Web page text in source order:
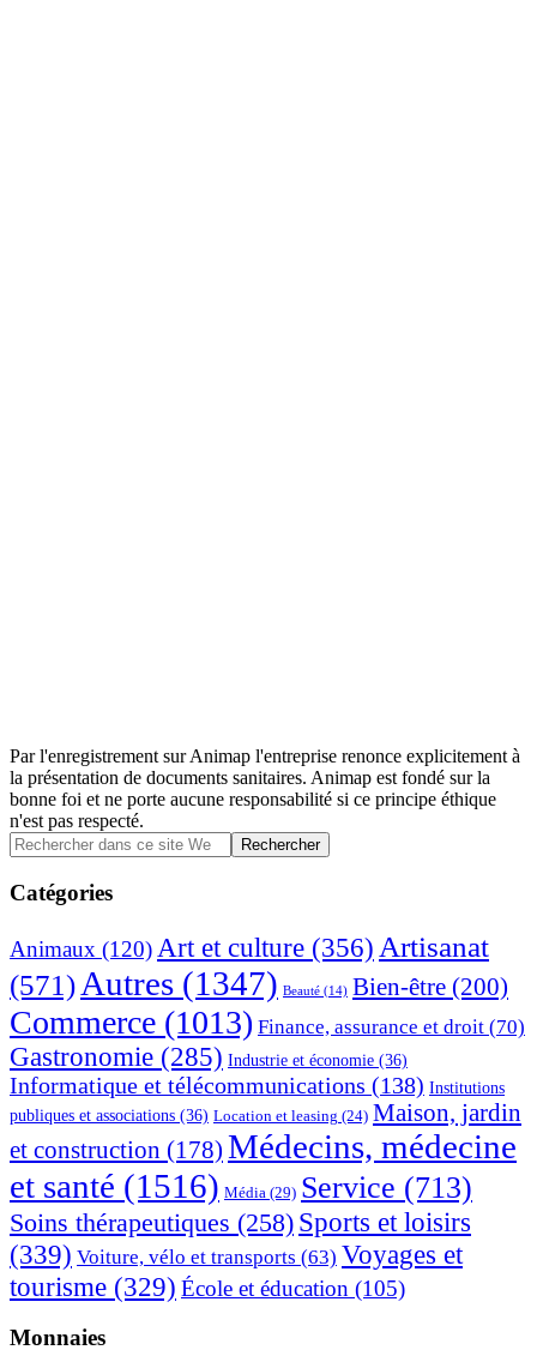
Par l'enregistrement sur Animap l'entreprise renonce explicitement à
la présentation de documents sanitaires. Animap est fondé sur la
bonne foi et ne porte aucune responsabilité si ce principe éthique
n'est pas respecté.
Barre
latérale
principale
Rechercher
dans
ce
site
Catégories
Animaux (120) Art et culture (356) Artisanat
(571) Autres (1347) Beauté (14) Bien-être (200)
Commerce (1013) Finance, assurance et droit (70)
Gastronomie (285) Industrie et économie (36)
Informatique et télécommunications (138) Institutions
publiques et associations (36) Location et leasing (24) Maison, jardin
et construction (178) Médecins, médecine
et santé (1516) Média (29) Service (713)
Soins thérapeutiques (258) Sports et loisirs
(339) Voiture, vélo et transports (63) Voyages et
tourisme (329) École et éducation (105)
Monnaies